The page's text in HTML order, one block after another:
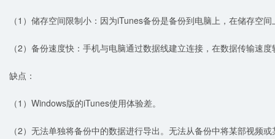
（1）储存空间限制小：因为iTunes备份是备份到电脑上，在储存空
（2）备份速度快：手机与电脑通过数据线建立连接，在数据传输速度
缺点：
（1）Windows版的iTunes使用体验差。
（2）无法单独将备份中的数据进行导出。无法从备份中将某部视频